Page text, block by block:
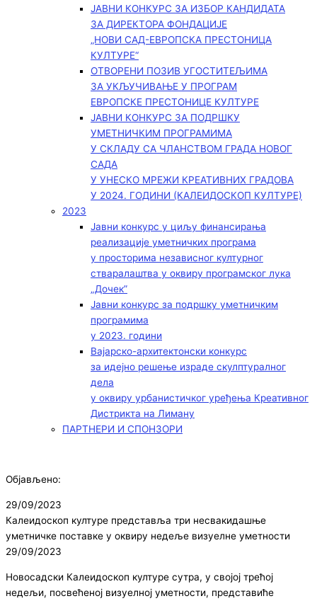
ЈАВНИ КОНКУРС ЗА ИЗБОР КАНДИДАТА
ЗА ДИРЕКТОРА ФОНДАЦИЈЕ
„НОВИ САД-ЕВРОПСКА ПРЕСТОНИЦА
КУЛТУРЕ“
ОТВОРЕНИ ПОЗИВ УГОСТИТЕЉИМА
ЗА УКЉУЧИВАЊЕ У ПРОГРАМ
ЕВРОПСКЕ ПРЕСТОНИЦЕ КУЛТУРЕ
ЈАВНИ КОНКУРС ЗА ПОДРШКУ
УМЕТНИЧКИМ ПРОГРАМИМА
У СКЛАДУ СА ЧЛАНСТВОМ ГРАДА НОВОГ
САДА
У УНЕСКО МРЕЖИ КРЕАТИВНИХ ГРАДОВА
У 2024. ГОДИНИ (КАЛЕИДОСКОП КУЛТУРЕ)
2023
Јавни конкурс у циљу финансирања
реализације уметничких програма
у просторима независног културног
стваралаштва у оквиру програмског лука
„Дочек”
Јавни конкурс за подршку уметничким
програмима
у 2023. години
Вајарско-архитектонски конкурс
за идејно решење израде скулптуралног
дела
у оквиру урбанистичког уређења Креативног
Дистрикта на Лиману
ПАРТНЕРИ И СПОНЗОРИ
Објављено:
29/09/2023
Калеидоскоп културе представља три несвакидашње
уметничке поставке у оквиру недеље визуелне уметности
29/09/2023
Новосадски Калеидоскоп културе сутра, у својој трећој
недељи, посвећеној визуелној уметности, представиће